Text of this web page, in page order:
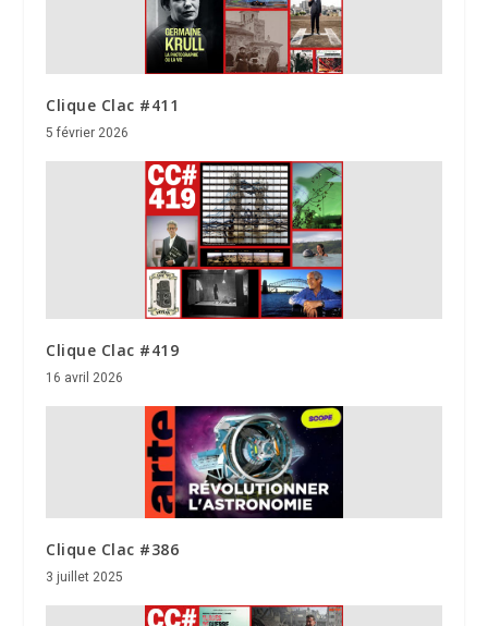
Clique Clac #411
5 février 2026
Clique Clac #419
16 avril 2026
Clique Clac #386
3 juillet 2025